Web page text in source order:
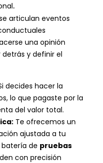
.
articulan eventos
una opinión
detrás y definir el
decides hacer la
lo que pagaste por la
del valor total.
Te ofrecemos un
ajustada a tu
de pruebas
con precisión